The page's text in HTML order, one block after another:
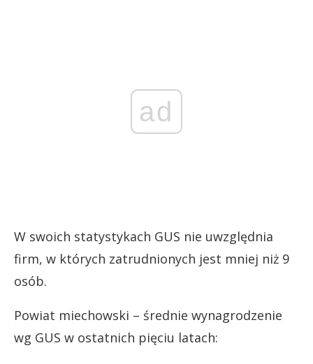
ad
W swoich statystykach GUS nie uwzględnia
firm, w których zatrudnionych jest mniej niż 9
osób.
Powiat miechowski – średnie wynagrodzenie
wg GUS w ostatnich pięciu latach: